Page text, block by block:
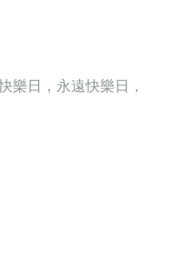
樂日，永遠快樂日，